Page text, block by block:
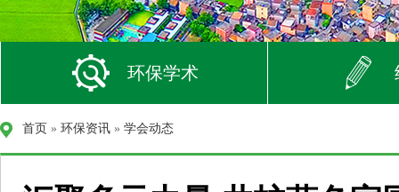
环保学术
首页 » 环保资讯 » 学会动态